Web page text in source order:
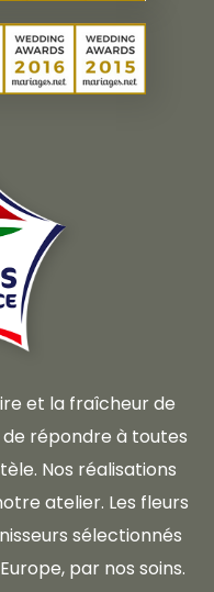
et la fraîcheur de
répondre à toutes
Nos réalisations
atelier. Les fleurs
sélectionnés
par nos soins.